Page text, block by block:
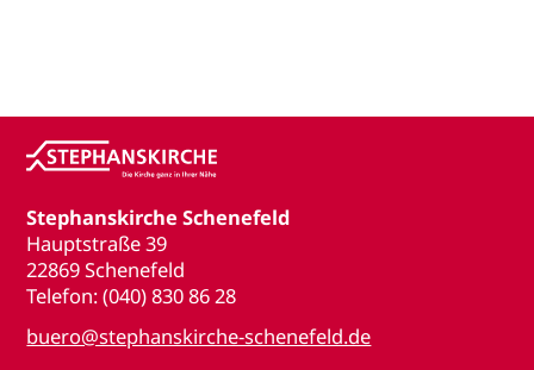
Stephanskirche Schenefeld
Hauptstraße 39
22869 Schenefeld
Telefon: (040) 830 86 28
buero@stephanskirche-schenefeld.de